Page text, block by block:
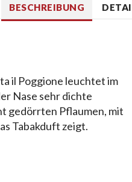
BESCHREIBUNG
il Poggione leuchtet im
Nase sehr dichte
gedörrten Pflaumen, mit
Tabakduft zeigt.